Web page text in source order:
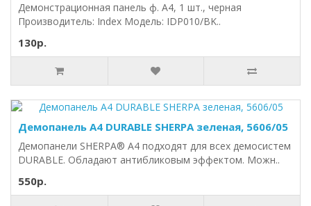
Демонстрационная панель ф. А4, 1 шт., черная
Производитель: Index Модель: IDP010/BK..
130р.
Демопанель А4 DURABLE SHERPA зеленая, 5606/05
Демопанели SHERPA® A4 подходят для всех демосистем
DURABLE. Обладают антибликовым эффектом. Можн..
550р.